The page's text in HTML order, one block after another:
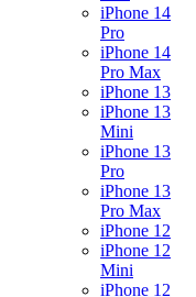
iPhone 14
Pro
iPhone 14
Pro Max
iPhone 13
iPhone 13
Mini
iPhone 13
Pro
iPhone 13
Pro Max
iPhone 12
iPhone 12
Mini
iPhone 12